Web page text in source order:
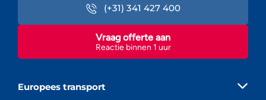
(+31) 341 427 400
Reactie binnen 1 uur
Vraag offerte aan
Europees transport